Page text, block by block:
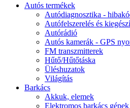
Autós termékek
Autódiagnosztika -
Autófelszerelés és
Autórádió
Autós kamerák - GPS
FM transzmitterek
Hűtő/Hűtőtáska
Üléshuzatok
Világítás
Barkács
Akkuk, elemek
Elektromos barkács gépek